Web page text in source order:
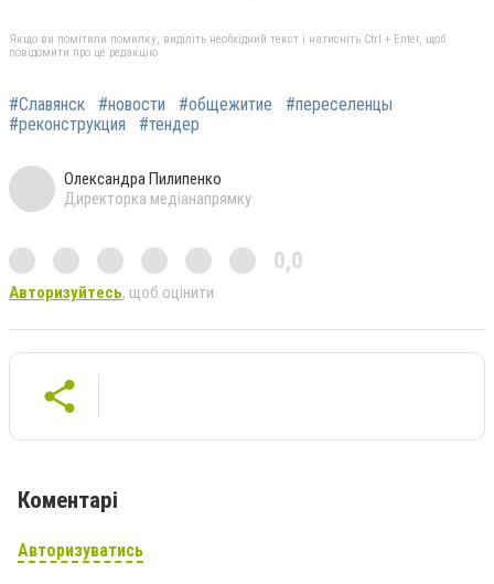
Якщо ви помітили помилку, виділіть необхідний текст і натисніть Ctrl + Enter, щоб
повідомити про це редакцію
#Славянск #новости #общежитие
#переселенцы
#реконструкция
#тендер
Олександра Пилипенко
Директорка медіанапрямку
0,0
Авторизуйтесь, щоб оцінити
Коментарі
Авторизуватись